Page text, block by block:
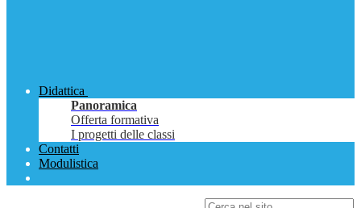
Didattica
Panoramica
Offerta formativa
I progetti delle classi
Contatti
Modulistica